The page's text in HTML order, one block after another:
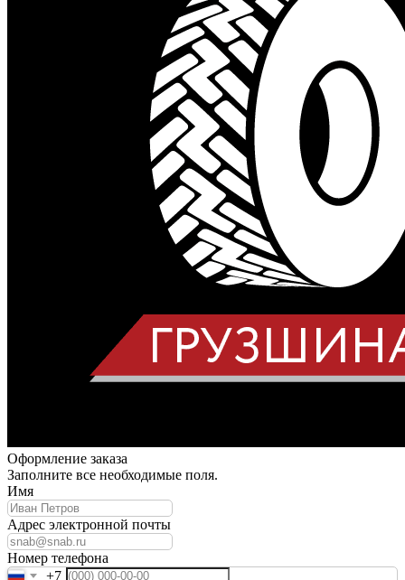
Оформление заказа
Заполните все необходимые поля.
Имя
Адрес электронной почты
Номер телефона
+7